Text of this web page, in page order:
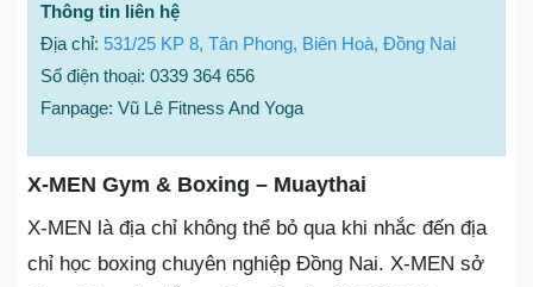
Thông tin liên hệ
Địa chỉ: 531/25 KP 8, Tân Phong, Biên Hoà, Đồng Nai
Số điện thoại: 0339 364 656
Fanpage: Vũ Lê Fitness And Yoga
X-MEN Gym & Boxing – Muaythai
X-MEN là địa chỉ không thể bỏ qua khi nhắc đến địa
chỉ học boxing chuyên nghiệp Đồng Nai. X-MEN sở